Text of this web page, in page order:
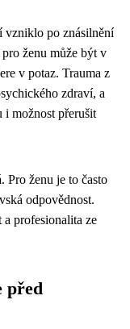
vzniklo po znásilnění
ženu může být v
v potaz. Trauma z
zdraví, a
i možnost přerušit
Pro ženu je to často
odpovědnost.
profesionalita ze
před